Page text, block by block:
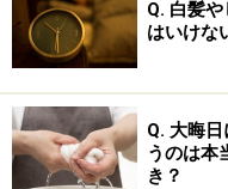
夫の氏名を中央より少し
よく書きます。又連名
もあります。
当然お祝い金は二人
Q. 白髪
はいけな
Q. 大晦
うのは本
き？